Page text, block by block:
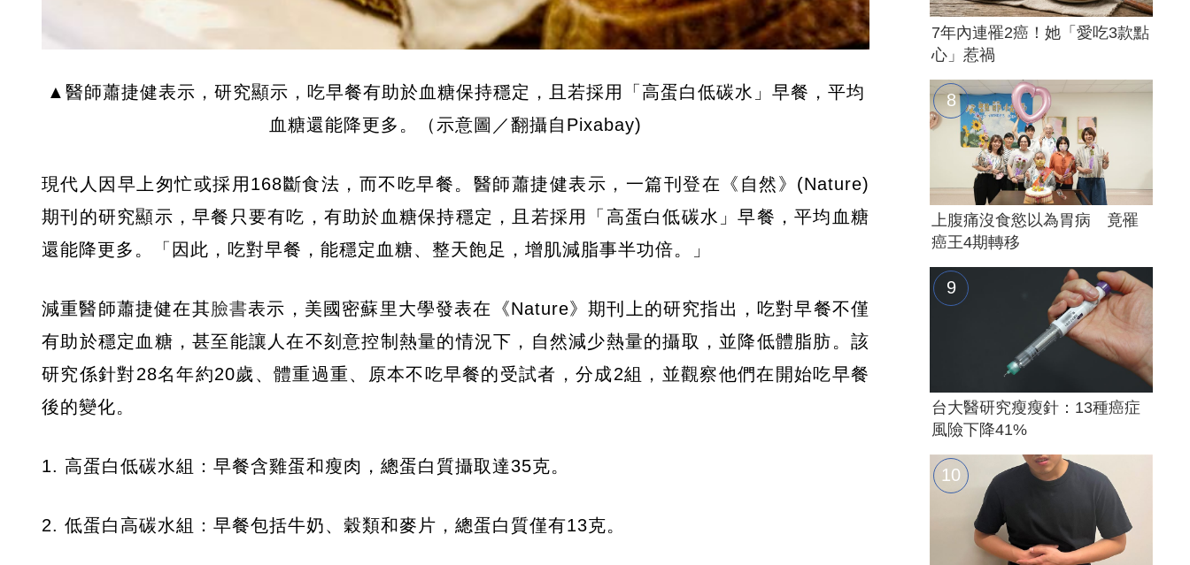
▲醫師蕭捷健表示，研究顯示，吃早餐有助於血糖保持穩定，且若採用「高蛋白低碳水」早餐，平均
血糖還能降更多。（示意圖／翻攝自Pixabay)
現代人因早上匆忙或採用168斷食法，而不吃早餐。醫師蕭捷健表示，一篇刊登在《自然》(Nature)
期刊的研究顯示，早餐只要有吃，有助於血糖保持穩定，且若採用「高蛋白低碳水」早餐，平均血糖
還能降更多。「因此，吃對早餐，能穩定血糖、整天飽足，增肌減脂事半功倍。」
減重醫師蕭捷健在其臉書表示，美國密蘇里大學發表在《Nature》期刊上的研究指出，吃對早餐不僅
有助於穩定血糖，甚至能讓人在不刻意控制熱量的情況下，自然減少熱量的攝取，並降低體脂肪。該
研究係針對28名年約20歲、體重過重、原本不吃早餐的受試者，分成2組，並觀察他們在開始吃早餐
後的變化。
1. 高蛋白低碳水組：早餐含雞蛋和瘦肉，總蛋白質攝取達35克。
2. 低蛋白高碳水組：早餐包括牛奶、穀類和麥片，總蛋白質僅有13克。
7年內連罹2癌！她「愛吃3款點
心」惹禍
上腹痛沒食慾以為胃病 竟罹
癌王4期轉移
台大醫研究瘦瘦針：13種癌症
風險下降41%